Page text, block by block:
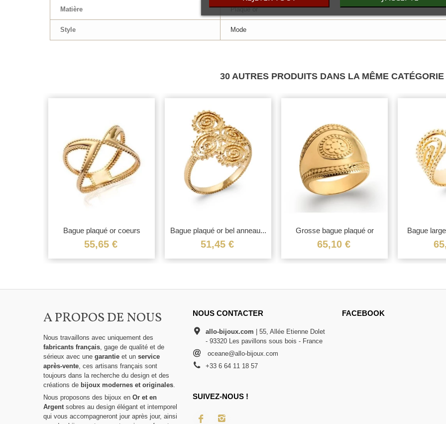
Matière Plaqué or
Style Mode
30 AUTRES PRODUITS DANS LA MÊME CATÉGORIE
Bague plaqué or coeurs
55,65 €
Bague plaqué or bel anneau...
51,45 €
Grosse bague plaqué or
large...
65,10 €
Bague
A PROPOS DE NOUS
Nous travaillons avec uniquement des
fabricants français, gage de qualité et de
sérieux avec une garantie et un service
après-vente, ces artisans français sont
toujours dans la recherche du design et des
créations de bijoux modernes et originales.
Nous proposons des bijoux en Or et en
Argentsobres au design élégant et intemporel
qui vous accompagneront jour après jour, ainsi
NOUS CONTACTER
allo-bijoux.com | 55, Allée Etienne Dolet
- 93320 Les pavillons sous bois - France
oceane@allo-bijoux.com
+33 6 64 11 18 57
FACEBOOK
SUIVEZ-NOUS !